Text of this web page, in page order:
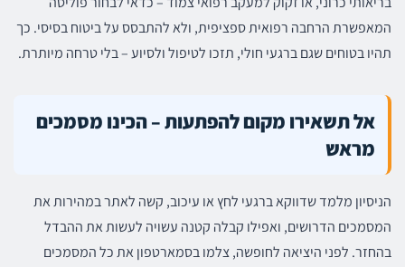
המאפשרת הרחבה רפואית ספציפית, ולא להתבסס על ביטוח בסיסי. כך
תהיו בטוחים שגם ברגעי חולי, תזכו לטיפול ולסיוע – בלי טרחה מיותרת.
אל תשאירו מקום להפתעות – הכינו מסמכים
מראש
הניסיון מלמד שדווקא ברגעי לחץ או עיכוב, קשה לאתר במהירות את
המסמכים הדרושים, ואפילו קבלה קטנה עשויה לעשות את ההבדל
בהחזר. לפני היציאה לחופשה, צלמו בסמארטפון את כל המסמכים